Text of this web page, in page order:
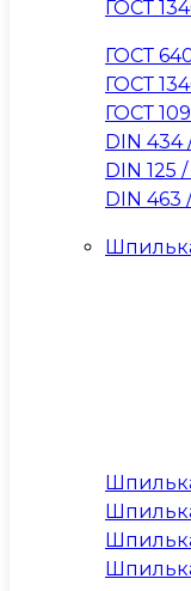
ГОСТ
ГОСТ
ГОСТ
ГОСТ
DIN 434
DIN 125
DIN 463